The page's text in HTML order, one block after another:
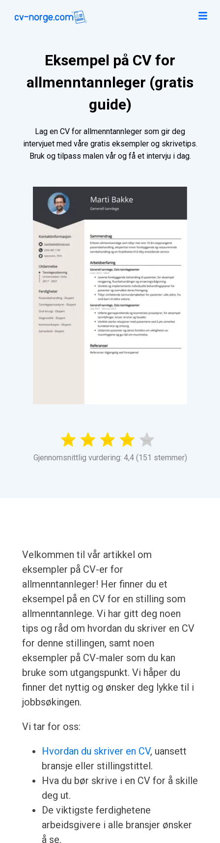
Eksempel på CV for
allmenntannleger (gratis
guide)
Lag en CV for allmenntannleger som gir deg
intervjuet med våre gratis eksempler og skrivetips.
Bruk og tilpass malen vår og få et intervju i dag.
Gjennomsnittlig vurdering: 4,4 (151 stemmer)
Velkommen til vår artikkel om
eksempler på CV-er for
allmenntannleger! Her finner du et
eksempel på en CV for en stilling som
allmenntannlege. Vi har gitt deg noen
tips og råd om hvordan du skriver en CV
for denne stillingen, samt noen
eksempler på CV-maler som du kan
bruke som utgangspunkt. Vi håper du
finner det nyttig og ønsker deg lykke til i
jobbsøkingen.
Vi tar for oss:
Hvordan du skriver en CV, uansett
bransje eller stillingstittel.
Hva du bør skrive i en CV for å skille
deg ut.
De viktigste ferdighetene
arbeidsgivere i alle bransjer ønsker
å se.